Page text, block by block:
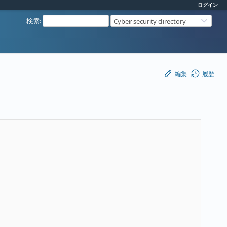
ログイン
検索: Cyber security directory
編集 履歴